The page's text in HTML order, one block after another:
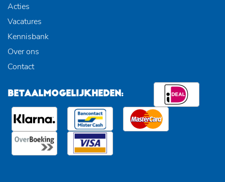
Acties
Vacatures
Kennisbank
Over ons
Contact
BETAALMOGELIJKHEDEN: